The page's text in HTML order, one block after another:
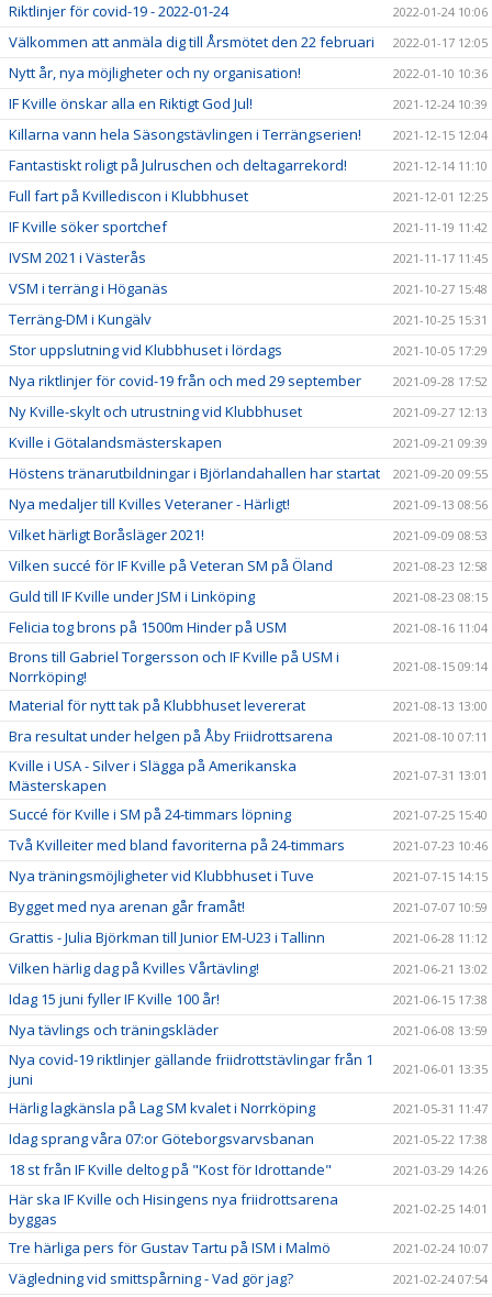
Riktlinjer för covid-19 - 2022-01-24 2022-01-24 10:06
Välkommen att anmäla dig till Årsmötet den 22 februari 2022-01-17 12:05
Nytt år, nya möjligheter och ny organisation! 2022-01-10 10:36
IF Kville önskar alla en Riktigt God Jul! 2021-12-24 10:39
Killarna vann hela Säsongstävlingen i Terrängserien! 2021-12-15 12:04
Fantastiskt roligt på Julruschen och deltagarrekord! 2021-12-14 11:10
Full fart på Kvillediscon i Klubbhuset 2021-12-01 12:25
IF Kville söker sportchef 2021-11-19 11:42
IVSM 2021 i Västerås 2021-11-17 11:45
VSM i terräng i Höganäs 2021-10-27 15:48
Terräng-DM i Kungälv 2021-10-25 15:31
Stor uppslutning vid Klubbhuset i lördags 2021-10-05 17:29
Nya riktlinjer för covid-19 från och med 29 september 2021-09-28 17:52
Ny Kville-skylt och utrustning vid Klubbhuset 2021-09-27 12:13
Kville i Götalandsmästerskapen 2021-09-21 09:39
Höstens tränarutbildningar i Björlandahallen har startat 2021-09-20 09:55
Nya medaljer till Kvilles Veteraner - Härligt! 2021-09-13 08:56
Vilket härligt Boråsläger 2021! 2021-09-09 08:53
Vilken succé för IF Kville på Veteran SM på Öland 2021-08-23 12:58
Guld till IF Kville under JSM i Linköping 2021-08-23 08:15
Felicia tog brons på 1500m Hinder på USM 2021-08-16 11:04
Brons till Gabriel Torgersson och IF Kville på USM i
Norrköping!
2021-08-15 09:14
Material för nytt tak på Klubbhuset levererat 2021-08-13 13:00
Bra resultat under helgen på Åby Friidrottsarena 2021-08-10 07:11
Kville i USA - Silver i Slägga på Amerikanska
Mästerskapen
2021-07-31 13:01
Succé för Kville i SM på 24-timmars löpning 2021-07-25 15:40
Två Kvilleiter med bland favoriterna på 24-timmars 2021-07-23 10:46
Nya träningsmöjligheter vid Klubbhuset i Tuve 2021-07-15 14:15
Bygget med nya arenan går framåt! 2021-07-07 10:59
Grattis - Julia Björkman till Junior EM-U23 i Tallinn 2021-06-28 11:12
Vilken härlig dag på Kvilles Vårtävling! 2021-06-21 13:02
Idag 15 juni fyller IF Kville 100 år! 2021-06-15 17:38
Nya tävlings och träningskläder 2021-06-08 13:59
Nya covid-19 riktlinjer gällande friidrottstävlingar från 1
juni
2021-06-01 13:35
Härlig lagkänsla på Lag SM kvalet i Norrköping 2021-05-31 11:47
Idag sprang våra 07:or Göteborgsvarvsbanan 2021-05-22 17:38
18 st från IF Kville deltog på "Kost för Idrottande" 2021-03-29 14:26
Här ska IF Kville och Hisingens nya friidrottsarena
byggas
2021-02-25 14:01
Tre härliga pers för Gustav Tartu på ISM i Malmö 2021-02-24 10:07
Vägledning vid smittspårning - Vad gör jag? 2021-02-24 07:54